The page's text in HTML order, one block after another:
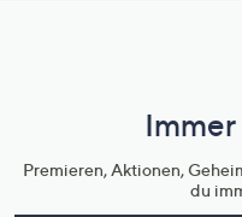
Premieren, Aktionen,
du